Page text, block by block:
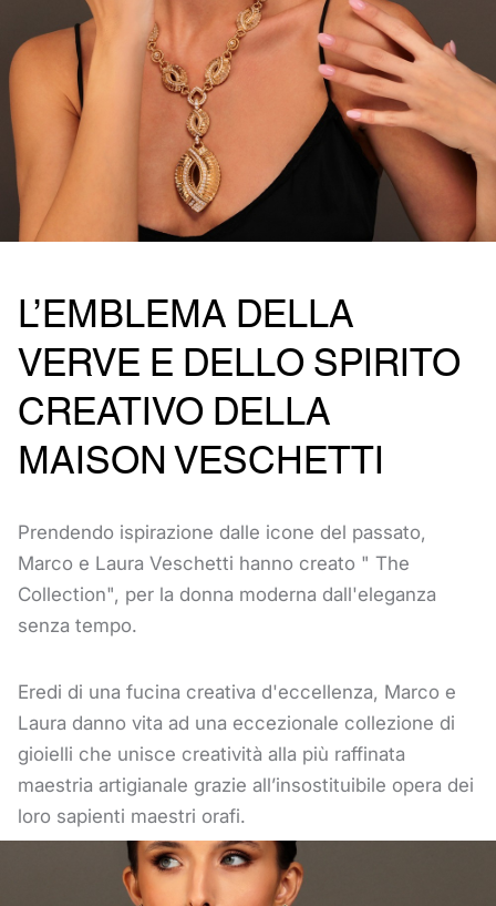
L’EMBLEMA DELLA
VERVE E DELLO SPIRITO
CREATIVO DELLA
MAISON VESCHETTI
Prendendo ispirazione dalle icone del passato,
Marco e Laura Veschetti hanno creato " The
Collection", per la donna moderna dall'eleganza
senza tempo.
Eredi di una fucina creativa d'eccellenza, Marco e
Laura danno vita ad una eccezionale collezione di
gioielli che unisce creatività alla più raffinata
maestria artigianale grazie all’insostituibile opera dei
loro sapienti maestri orafi.